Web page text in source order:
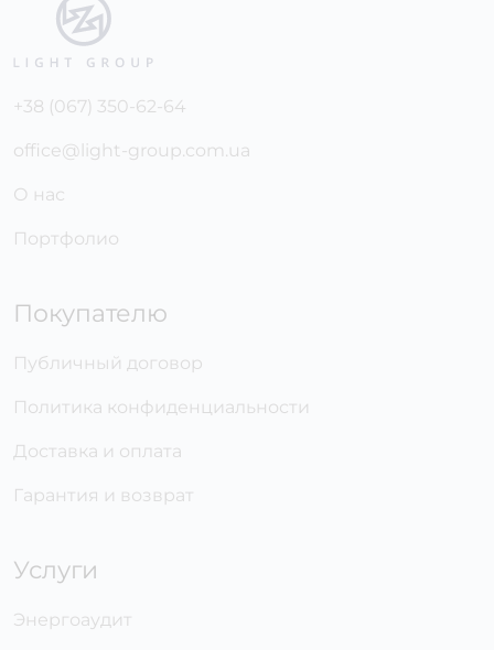
+38 (067) 350-62-64
office@light-group.com.ua
О нас
Портфолио
Покупателю
Публичный договор
Политика конфиденциальности
Доставка и оплата
Гарантия и возврат
Услуги
Энергоаудит